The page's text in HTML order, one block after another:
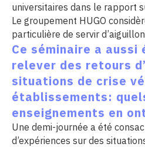
universitaires dans le rapport
Le groupement HUGO
particulière de servir
Ce séminaire a aussi
relever des retours
situations de crise
établissements:
enseignements en
Une demi-journée a été
d’expériences sur des